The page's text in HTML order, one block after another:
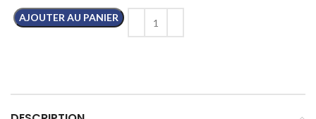
AJOUTER AU PANIER